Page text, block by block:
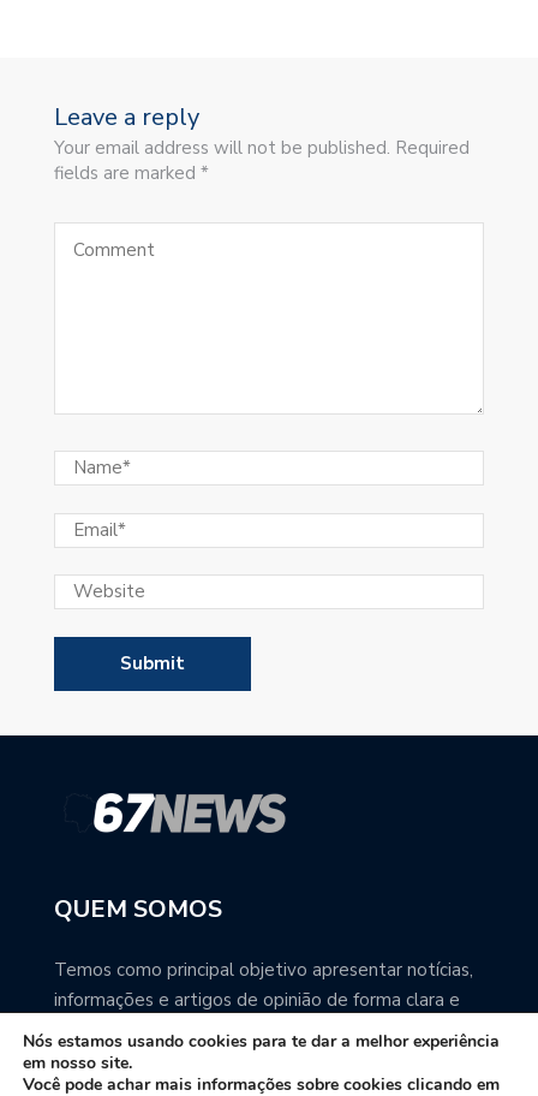
Leave a reply
Your email address will not be published. Required
fields are marked *
QUEM SOMOS
Temos como principal objetivo apresentar notícias,
informações e artigos de opinião de forma clara e
precisa. Você pode ter a total certeza que o
67NEWS é uma excelente fonte de informação
sobre Mato Grosso do Sul.
Nós estamos usando cookies para te dar a melhor experiência
em nosso site.
Você pode achar mais informações sobre cookies clicando em